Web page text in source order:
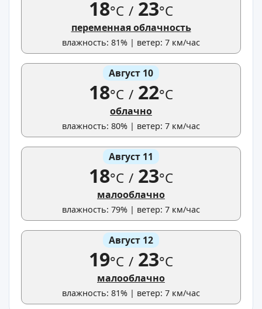
18°C / 23°C
переменная облачность
влажность: 81% | ветер: 7 км/час
Август 10
18°C / 22°C
облачно
влажность: 80% | ветер: 7 км/час
Август 11
18°C / 23°C
малооблачно
влажность: 79% | ветер: 7 км/час
Август 12
19°C / 23°C
малооблачно
влажность: 81% | ветер: 7 км/час